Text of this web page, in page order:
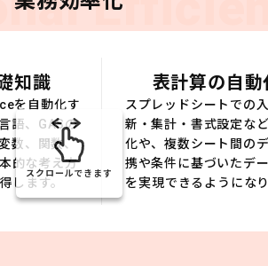
知識
を自動化す
語、GASの
数、関数、
的な考え方
します。
表計算の自動
スプレッドシートでの
新・集計・書式設定な
化や、複数シート間の
携や条件に基づいたデ
を実現できるようにな
スクロールできます